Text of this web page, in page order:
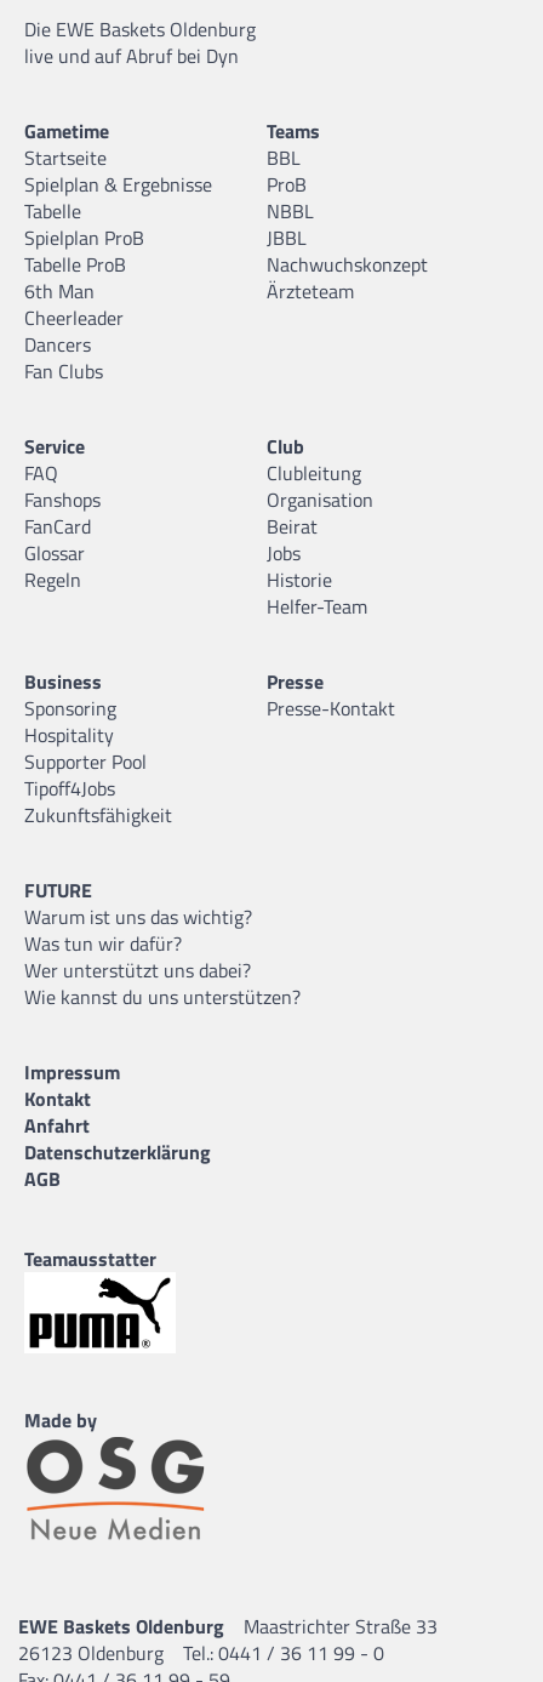
Die EWE Baskets Oldenburg
live und auf Abruf bei Dyn
Gametime
Startseite
Spielplan & Ergebnisse
Tabelle
Spielplan ProB
Tabelle ProB
6th Man
Cheerleader
Dancers
Fan Clubs
Teams
BBL
ProB
NBBL
JBBL
Nachwuchskonzept
Ärzteteam
Service
FAQ
Fanshops
FanCard
Glossar
Regeln
Club
Clubleitung
Organisation
Beirat
Jobs
Historie
Helfer-Team
Business
Sponsoring
Hospitality
Supporter Pool
Tipoff4Jobs
Zukunftsfähigkeit
Presse
Presse-Kontakt
FUTURE
Warum ist uns das wichtig?
Was tun wir dafür?
Wer unterstützt uns dabei?
Wie kannst du uns unterstützen?
Impressum
Kontakt
Anfahrt
Datenschutzerklärung
AGB
Teamausstatter
Made by
EWE Baskets Oldenburg
Maastrichter Straße 33
26123 Oldenburg
Tel.: 0441 / 36 11 99 - 0